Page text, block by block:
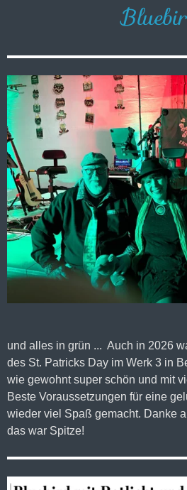
und alles in grün ... Auch in 2026
des St. Patricks Day im Werk 3 in
wie gewohnt super schön und mit
Beste Voraussetzungen für eine
wieder viel Spaß gemacht. Danke
das war Spitze!